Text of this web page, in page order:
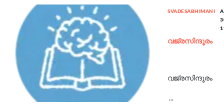
SVADESABHIMANI
വജ്രസിന്ദൂരം
വജ്രസിന്ദൂരം
...